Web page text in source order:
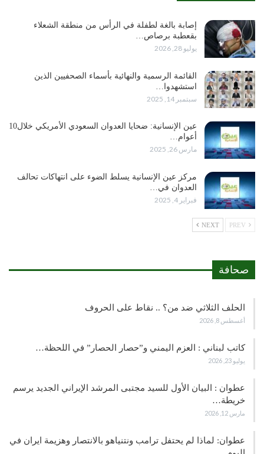
إصابة بالغة لطفلة في الرأس من منطقة الشعلاء
بقعطبة برصاص…
يوليو 28, 2026
القائمة الرسمية والنهائية بأسماء الصحفيين الذين
استشهدوا…
سبتمبر 14, 2025
عين الإنسانية: ضحايا العدوان السعودي الأمريكي خلال10
أعوام…
مارس 26, 2025
مركز عين الإنسانية يسلط الضوء على انتهاكات تحالف
العدوان في…
فبراير 4, 2025
NEXT
صحافة
الحلف الثلاثي ضد من؟ .. نقاط على الحروف
أغسطس 8, 2026
كاتب لبناني : العزم اليمني و”حصار الحصار” في اللحظة…
يوليو 23, 2026
عطوان : البيان الأول للسيد مجتبى المرشد الإيراني الجديد يرسم
خريطة…
مارس 12, 2026
عطوان: لماذا لم يحتفل ترامب ونتنياهو بالانتصار وهزيمة ايران في